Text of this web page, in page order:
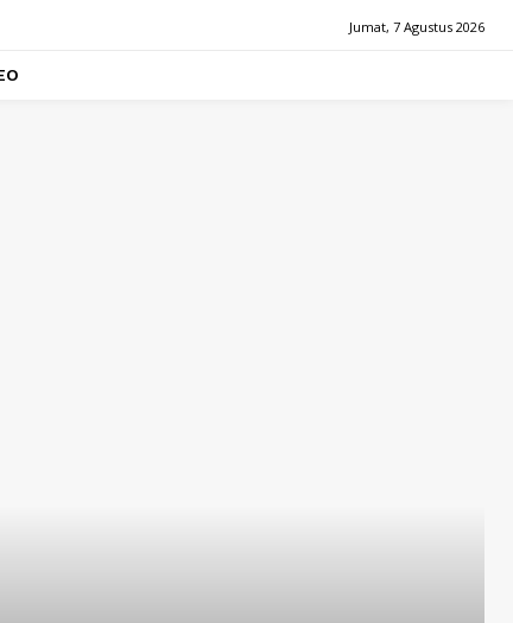
Jumat, 7 Agustus 2026